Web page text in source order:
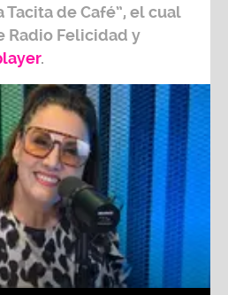
Tacita de Café”, el cual
Radio Felicidad y
.